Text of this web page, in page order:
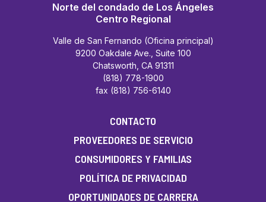
Norte del condado de Los Ángeles
Centro Regional
Valle de San Fernando (Oficina principal)
9200 Oakdale Ave., Suite 100
Chatsworth, CA 91311
(818) 778-1900
fax (818) 756-6140
CONTACTO
PROVEEDORES DE SERVICIO
CONSUMIDORES Y FAMILIAS
POLÍTICA DE PRIVACIDAD
OPORTUNIDADES DE CARRERA